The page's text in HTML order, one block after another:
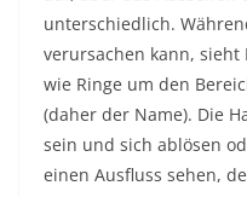
unterschiedlich.
verursachen kann, sieht
wie Ringe um den
(daher der Name). Die
sein und sich ablösen
einen Ausfluss sehen,